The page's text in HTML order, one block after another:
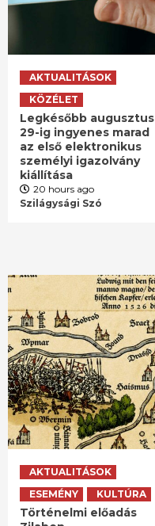
AKTUALITÁSOK
KÖZÉLET
Legkésőbb augusztus
29-ig ingyenes marad
az első elektronikus
személyi igazolvány
kiállítása
20 hours ago
Szilágysági Szó
AKTUALITÁSOK
ESEMÉNY
KULTÚRA
Történelmi előadás